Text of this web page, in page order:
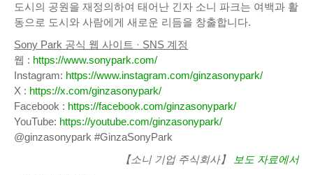
도시의 공원을 재정의하여 태어난 긴자 소니 파크는 여백과 활
동으로 도시와 사람에게 새로운 리듬을 창출합니다.
Sony Park 공식 웹 사이트 · SNS 계정
웹 : https://www.sonypark.com/
Instagram: https://www.instagram.com/ginzasonypark/
X : https://x.com/ginzasonypark/
Facebook : https://facebook.com/ginzasonypark/
YouTube: https://youtube.com/ginzasonypark/
@ginzasonypark #GinzaSonyPark
【소니 기업 주식회사】
보도 자료에서